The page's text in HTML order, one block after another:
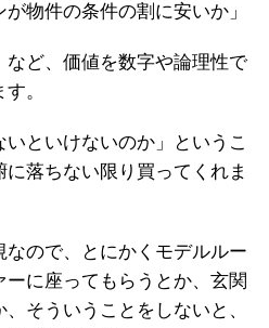
が物件の条件の割に安いか」
など、価値を数字や論理性で
。
いといけないのか」というこ
落ちない限り買ってくれま
ので、とにかくモデルルー
に座ってもらうとか、玄関
そういうことをしないと、